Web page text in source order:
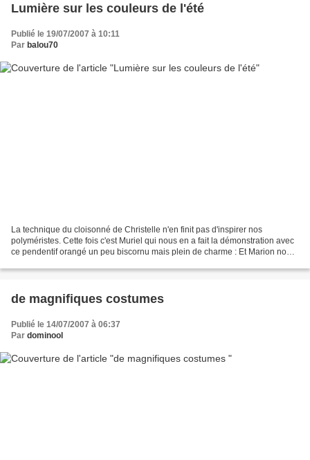
Lumière sur les couleurs de l'été
Publié le 19/07/2007 à 10:11
Par balou70
La technique du cloisonné de Christelle n'en finit pas d'inspirer nos
polyméristes. Cette fois c'est Muriel qui nous en a fait la démonstration avec
ce pendentif orangé un peu biscornu mais plein de charme : Et Marion nous
de magnifiques costumes
Publié le 14/07/2007 à 06:37
Par dominool